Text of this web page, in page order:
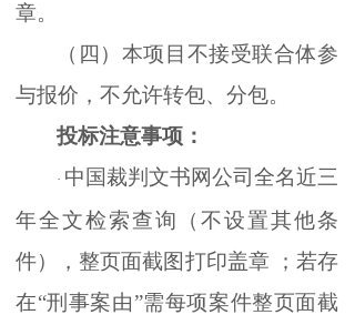
章。
（四） 本项目不接受联合体参
与报价，不允许转包、分包。
投标注意事项：
· 中国裁判文书网公司全名近三
年全文检索查询（不设置其他条
件），整页面截图打印盖章
；若存
在“刑事案由”需每项案件整页面截